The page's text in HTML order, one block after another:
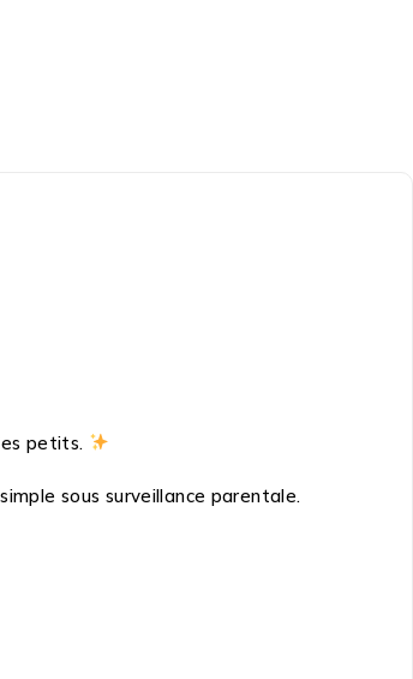
petits.
sous surveillance parentale.